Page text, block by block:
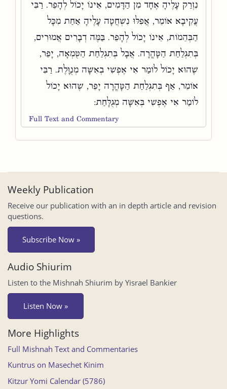
נִזְרַק עָלֶיהָ אֶחָד מִן הַדָּמִים, אֵינוֹ יָכוֹל לְהָפֵר. רַבִּי
עֲקִיבָא אוֹמֵר, אֲפִלּוּ נִשְׁחֲטָה עָלֶיהָ אַחַת מִכָּל
הַבְּהֵמוֹת, אֵינוֹ יָכוֹל לְהָפֵר. בַּמֶּה דְבָרִים אֲמוּרִים,
בְּתִגְלַחַת הַטָּהֳרָה. אֲבָל בְּתִגְלַחַת הַטֻּמְאָה, יָפֵר,
שֶׁהוּא יָכוֹל לוֹמַר אִי אֶפְשִׁי בְאִשָּׁה מְנֻוָּלֶת. רַבִּי
אוֹמֵר, אַף בְּתִגְלַחַת הַטָּהֳרָה יָפֵר, שֶׁהוּא יָכוֹל
לוֹמַר אִי אֶפְשִׁי בְּאִשָּׁה מְגֻלָּחַת:
Full Text and Commentary
Weekly Publication
Receive our publication with an in depth article and revision
questions.
Subscribe Now »
Audio Shiurim
Listen to the Mishnah Shiurim by Yisrael Bankier
Listen Now »
More Highlights
Full Mishnah Text and Commentaries
Kuntrus on Masechet Kinim
Kitzur Yomi Calendar (5786)